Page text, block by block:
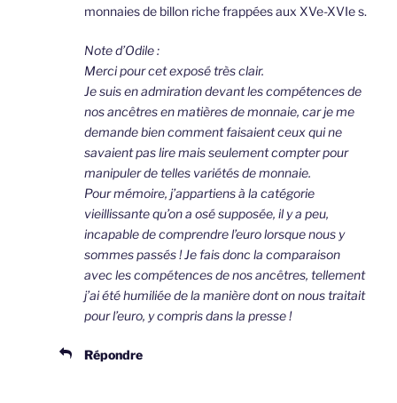
monnaies de billon riche frappées aux XVe-XVIe s.
Note d’Odile :
Merci pour cet exposé très clair.
Je suis en admiration devant les compétences de
nos ancêtres en matières de monnaie, car je me
demande bien comment faisaient ceux qui ne
savaient pas lire mais seulement compter pour
manipuler de telles variétés de monnaie.
Pour mémoire, j’appartiens à la catégorie
vieillissante qu’on a osé supposée, il y a peu,
incapable de comprendre l’euro lorsque nous y
sommes passés ! Je fais donc la comparaison
avec les compétences de nos ancêtres, tellement
j’ai été humiliée de la manière dont on nous traitait
pour l’euro, y compris dans la presse !
Répondre